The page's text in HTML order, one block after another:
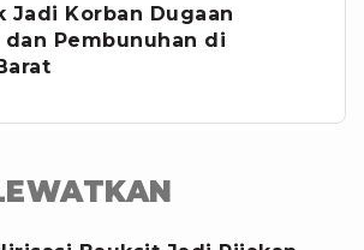
Jadi Korban Dugaan
dan Pembunuhan di